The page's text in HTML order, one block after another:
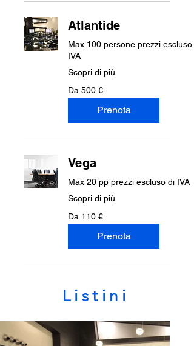
Atlantide
Max 100 persone prezzi escluso
IVA
Scopri di più
Da
500
euro
Da 500 €
Prenota
Vega
Max 20 pp prezzi escluso di IVA
Scopri di più
Da
110
euro
Da 110 €
Prenota
Listini